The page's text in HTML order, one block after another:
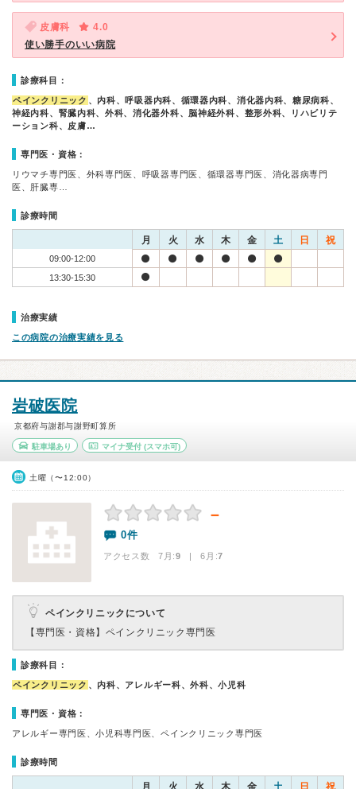
皮膚科
4.0
使い勝手のいい病院
診療科目：
ペインクリニック 、内科、呼吸器内科、循環器内科、消化器内科、糖尿病科、
神経内科、腎臓内科、外科、消化器外科、脳神経外科、整形外科、リハビリテ
ーション科、皮膚…
専門医・資格：
リウマチ専門医、外科専門医、呼吸器専門医、循環器専門医、消化器病専門
医、肝臓専…
診療時間
月 火 水 木 金 土 日 祝
09:00-12:00
13:30-15:30
治療実績
この病院の治療実績を見る
岩破医院
京都府与謝郡与謝野町算所
駐車場あり マイナ受付(スマホ可)
土曜（〜12:00）
－
0件
アクセス数 7月:9 | 6月:7
ペインクリニックについて
【専門医・資格】 ペインクリニック専門医
診療科目：
ペインクリニック 、内科、アレルギー科、外科、小児科
専門医・資格：
アレルギー専門医、小児科専門医、ペインクリニック専門医
診療時間
月 火 水 木 金 土 日 祝